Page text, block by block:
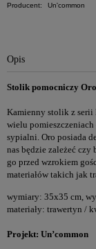
Producent: Un'common
Opis
Stolik pomocniczy
Kamienny stolik z serii
wielu
sypialni. Oro posiada
nas będzie zależeć
go przed wzrokiem
materiałów takich jak
wymiary: 35x35 cm,
materiały: trawertyn /
Projekt: Un’common